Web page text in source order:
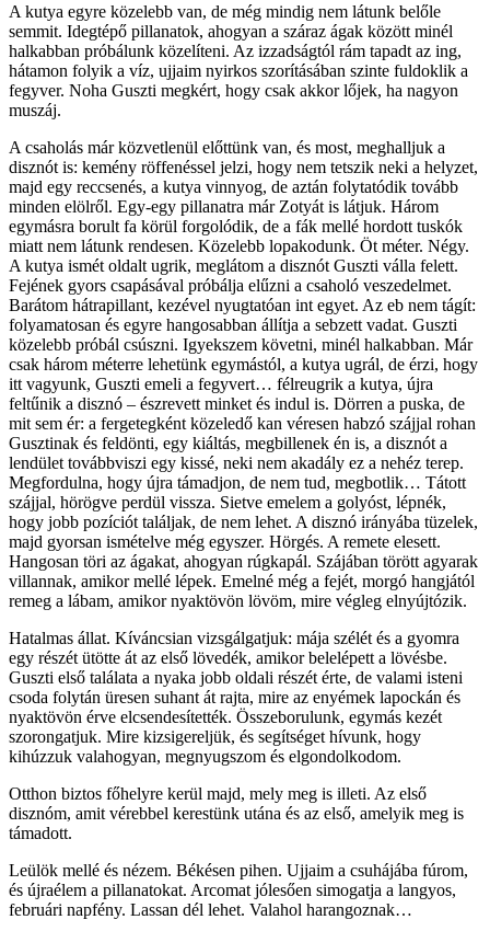
A kutya egyre közelebb van, de még mindig nem látunk belőle
semmit. Idegtépő pillanatok, ahogyan a száraz ágak között minél
halkabban próbálunk közelíteni. Az izzadságtól rám tapadt az ing,
hátamon folyik a víz, ujjaim nyirkos szorításában szinte fuldoklik a
fegyver. Noha Guszti megkért, hogy csak akkor lőjek, ha nagyon
muszáj.
A csaholás már közvetlenül előttünk van, és most, meghalljuk a
disznót is: kemény röffenéssel jelzi, hogy nem tetszik neki a helyzet,
majd egy reccsenés, a kutya vinnyog, de aztán folytatódik tovább
minden elölről. Egy-egy pillanatra már Zotyát is látjuk. Három
egymásra borult fa körül forgolódik, de a fák mellé hordott tuskók
miatt nem látunk rendesen. Közelebb lopakodunk. Öt méter. Négy.
A kutya ismét oldalt ugrik, meglátom a disznót Guszti válla felett.
Fejének gyors csapásával próbálja elűzni a csaholó veszedelmet.
Barátom hátrapillant, kezével nyugtatóan int egyet. Az eb nem tágít:
folyamatosan és egyre hangosabban állítja a sebzett vadat. Guszti
közelebb próbál csúszni. Igyekszem követni, minél halkabban. Már
csak három méterre lehetünk egymástól, a kutya ugrál, de érzi, hogy
itt vagyunk, Guszti emeli a fegyvert… félreugrik a kutya, újra
feltűnik a disznó – észrevett minket és indul is. Dörren a puska, de
mit sem ér: a fergetegként közeledő kan véresen habzó szájjal rohan
Gusztinak és feldönti, egy kiáltás, megbillenek én is, a disznót a
lendület továbbviszi egy kissé, neki nem akadály ez a nehéz terep.
Megfordulna, hogy újra támadjon, de nem tud, megbotlik… Tátott
szájjal, hörögve perdül vissza. Sietve emelem a golyóst, lépnék,
hogy jobb pozíciót találjak, de nem lehet. A disznó irányába tüzelek,
majd gyorsan ismételve még egyszer. Hörgés. A remete elesett.
Hangosan töri az ágakat, ahogyan rúgkapál. Szájában törött agyarak
villannak, amikor mellé lépek. Emelné még a fejét, morgó hangjától
remeg a lábam, amikor nyaktövön lövöm, mire végleg elnyújtózik.
Hatalmas állat. Kíváncsian vizsgálgatjuk: mája szélét és a gyomra
egy részét ütötte át az első lövedék, amikor belelépett a lövésbe.
Guszti első találata a nyaka jobb oldali részét érte, de valami isteni
csoda folytán üresen suhant át rajta, mire az enyémek lapockán és
nyaktövön érve elcsendesítették. Összeborulunk, egymás kezét
szorongatjuk. Mire kizsigereljük, és segítséget hívunk, hogy
kihúzzuk valahogyan, megnyugszom és elgondolkodom.
Otthon biztos főhelyre kerül majd, mely meg is illeti. Az első
disznóm, amit vérebbel kerestünk utána és az első, amelyik meg is
támadott.
Leülök mellé és nézem. Békésen pihen. Ujjaim a csuhájába fúrom,
és újraélem a pillanatokat. Arcomat jólesően simogatja a langyos,
februári napfény. Lassan dél lehet. Valahol harangoznak…